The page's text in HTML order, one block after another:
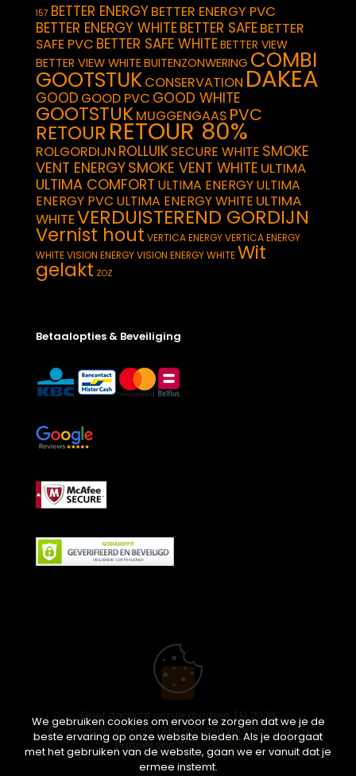
157 BETTER ENERGYBETTER ENERGY PVC
BETTER ENERGY WHITEBETTER SAFEBETTER
SAFE PVC BETTER SAFE WHITEBETTER VIEW
BETTER VIEW WHITEBUITENZONWERING COMBI
GOOTSTUKCONSERVATION DAKEA
GOOD GOOD PVC GOOD WHITE
GOOTSTUKMUGGENGAAS PVC
RETOUR RETOUR 80%
ROLGORDIJN ROLLUIKSECURE WHITE SMOKE
VENT ENERGYSMOKE VENT WHITE ULTIMA
ULTIMA COMFORT ULTIMA ENERGYULTIMA
ENERGY PVC ULTIMA ENERGY WHITE ULTIMA
WHITEVERDUISTEREND GORDIJN
Vernist hout VERTICA ENERGYVERTICA ENERGY
WHITEVISION ENERGYVISION ENERGY WHITEWit
gelakt ZOZ
Betaalopties & Beveiliging
Geef daglicht aan je dromen. | © 2026
ikwileendakraam.be | Alle rechten voorbehouden |
Partner vanAPEX-Groep
We gebruiken cookies om ervoor te zorgen dat we je de
beste ervaring op onze website bieden. Als je doorgaat
met het gebruiken van de website, gaan we er vanuit dat je
ermee instemt.